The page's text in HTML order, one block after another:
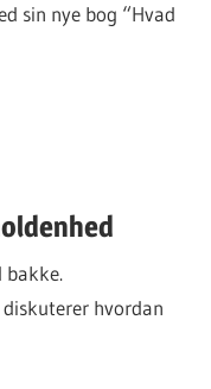
sin nye bog “Hvad
bakke.
hvordan